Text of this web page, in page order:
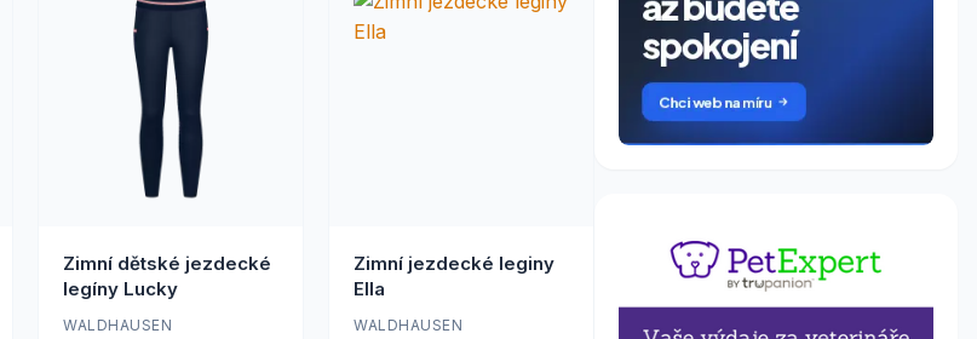
Zimní dětské jezdecké
legíny Lucky
WALDHAUSEN
Zimní jezdecké leginy
Ella
WALDHAUSEN